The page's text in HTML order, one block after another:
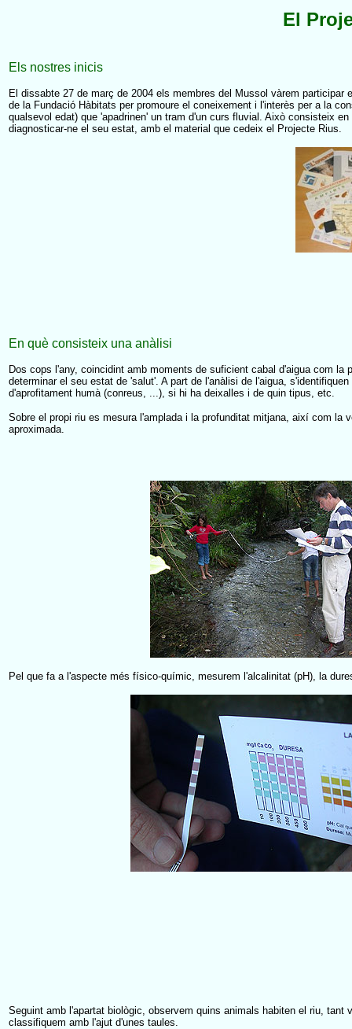
El
Els nostres inicis
El dissabte 27 de març de 2004 els membres del Mussol vàrem
de la Fundació Hàbitats per promoure el coneixement i l'interès per a la
qualsevol edat) que 'apadrinen' un tram d'un curs fluvial. Això consisteix
diagnosticar-ne el seu estat, amb el material que cedeix el Projecte Rius.
En què consisteix una anàlisi
Dos cops l'any, coincidint amb moments de suficient cabal d'aigua com
determinar el seu estat de 'salut'. A part de l'anàlisi de l'aigua,
d'aprofitament humà (conreus, ...), si hi ha deixalles i de quin tipus, etc.
Sobre el propi riu es mesura l'amplada i la profunditat mitjana, així com la
aproximada.
Pel que fa a l'aspecte més físico-químic, mesurem l'alcalinitat (pH), la
Seguint amb l'apartat biològic, observem quins animals habiten el riu, tant
classifiquem amb l'ajut d'unes taules.